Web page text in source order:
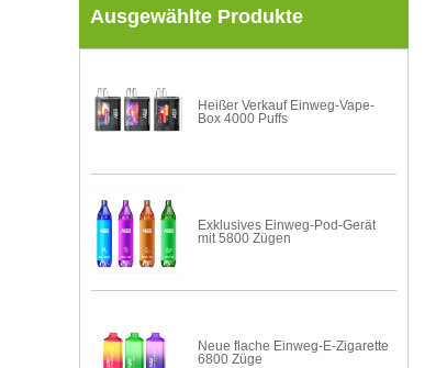
Ausgewählte Produkte
Heißer Verkauf Einweg-Vape-
Box 4000 Puffs
Exklusives Einweg-Pod-Gerät
mit 5800 Zügen
Neue flache Einweg-E-Zigarette
6800 Züge